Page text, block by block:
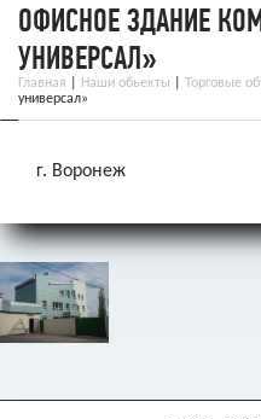
ОФИСНОЕ ЗДАНИЕ
УНИВЕРСАЛ»
Главная Наши обьекты Торговые
универсал»
г. Воронеж